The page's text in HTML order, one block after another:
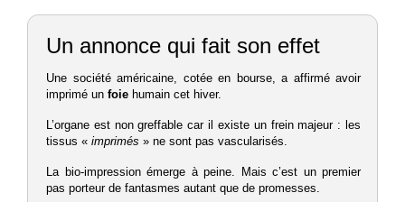
Un annonce qui fait son effet
Une société américaine, cotée en bourse, a affirmé avoir
imprimé un foie humain cet hiver.
L’organe est non greffable car il existe un frein majeur : les
tissus « imprimés » ne sont pas vascularisés.
La bio-impression émerge à peine. Mais c’est un premier
pas porteur de fantasmes autant que de promesses.